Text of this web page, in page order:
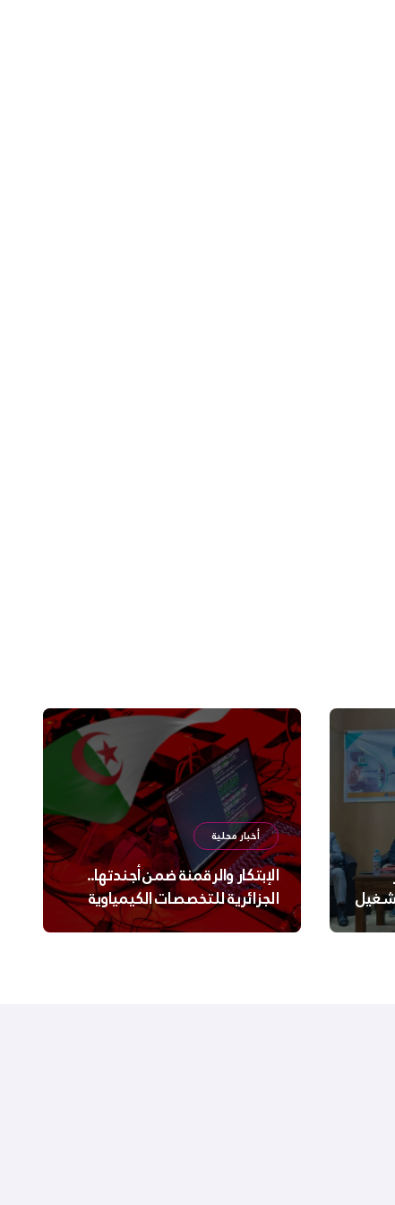
أخبار محلية
الإبتكار والرقمنة ضمن أجندتها..
الجزائرية للتخصصات الكيمياوية
ترعى تحدي الإبتكار الجزائري